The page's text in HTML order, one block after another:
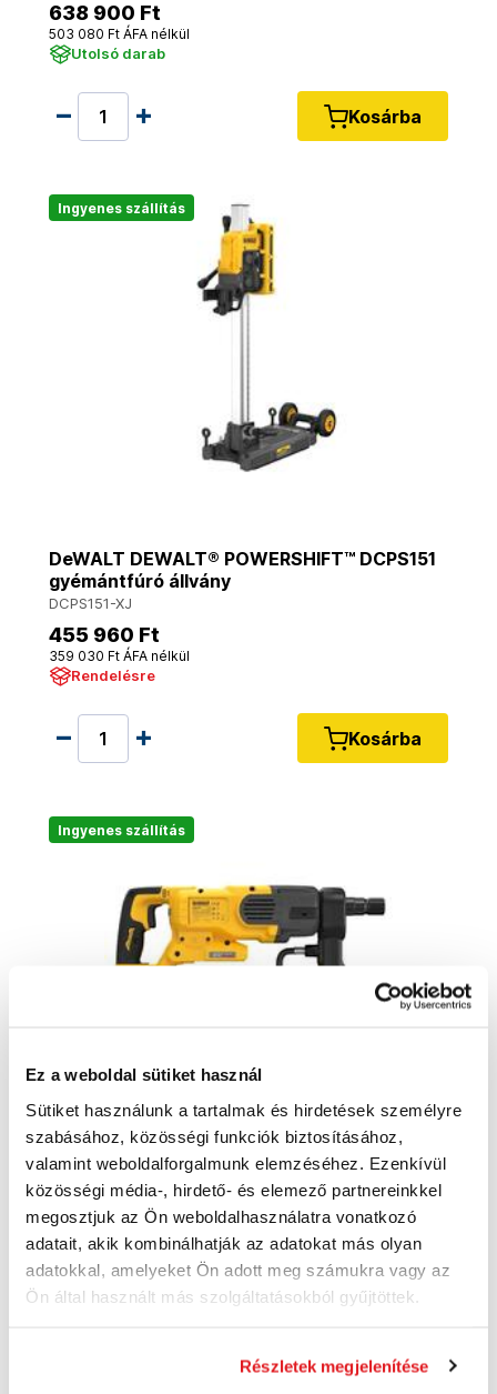
Ez a weboldal sütiket használ
Sütiket használunk a tartalmak és hirdetések személyre
szabásához, közösségi funkciók biztosításához,
valamint weboldalforgalmunk elemzéséhez. Ezenkívül
közösségi média-, hirdető- és elemező partnereinkkel
megosztjuk az Ön weboldalhasználatra vonatkozó
adatait, akik kombinálhatják az adatokat más olyan
adatokkal, amelyeket Ön adott meg számukra vagy az
Ön által használt más szolgáltatásokból gyűjtöttek.
Részletek megjelenítése
638 900 Ft
503 080 Ft ÁFA nélkül
Utolsó darab
Kosárba
Ingyenes szállítás
DeWALT DEWALT® POWERSHIFT™ DCPS151
gyémántfúró állvány
DCPS151-XJ
455 960 Ft
359 030 Ft ÁFA nélkül
Rendelésre
Kosárba
Ingyenes szállítás
DeWALT Jádú fúró 54 V XR FLEXVOLT
DCD150NK
DCD150NK-XJ
380 840 Ft
299 880 Ft ÁFA nélkül
Rendelésre
Kosárba